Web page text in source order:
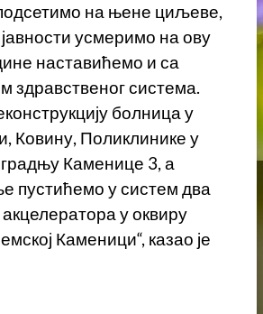
на њене циљеве,
усмеримо на ову
наставићемо и са
здравственог система.
болница у
Ковину, Поликлинике у
Каменице 3, а
пустићемо у систем два
у оквиру
Каменици“, казао је